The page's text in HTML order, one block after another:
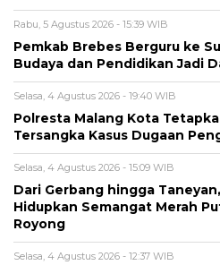
Rabu, 5 Agustus 2026 - 15:39 WIB
Pemkab Brebes Berguru ke
Budaya dan Pendidikan Jadi
Selasa, 4 Agustus 2026 - 19:40 WIB
Polresta Malang Kota
Tersangka Kasus Dugaan
Selasa, 4 Agustus 2026 - 15:09 WIB
Dari Gerbang hingga
Hidupkan Semangat Merah
Royong
Selasa, 4 Agustus 2026 - 12:37 WIB